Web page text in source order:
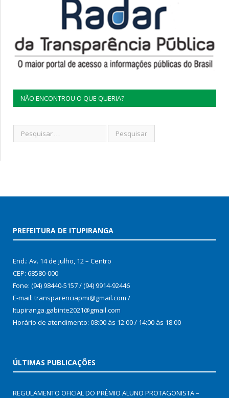
NÃO ENCONTROU O QUE QUERIA?
PREFEITURA DE ITUPIRANGA
End.: Av. 14 de julho, 12 – Centro
CEP: 68580-000
Fone: (94) 98440-5157 / (94) 9914-92446
E-mail: transparenciapmi@gmail.com /
Itupiranga.gabinte2021@gmail.com
Horário de atendimento: 08:00 às 12:00 / 14:00 às 18:00
ÚLTIMAS PUBLICAÇÕES
REGULAMENTO OFICIAL DO PRÊMIO ALUNO PROTAGONISTA –